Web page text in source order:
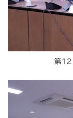
第